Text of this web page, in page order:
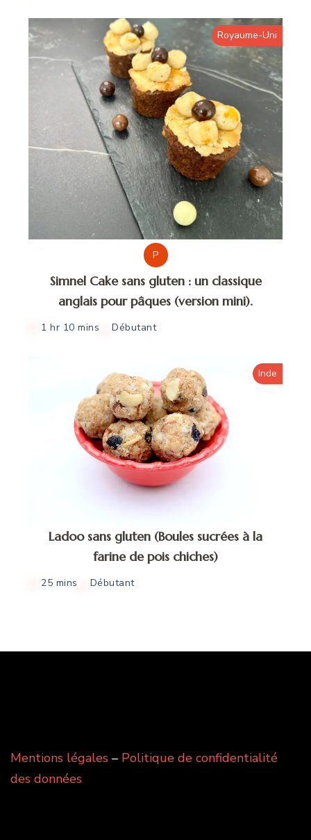
Royaume-Uni
P
Simnel Cake sans gluten : un classique
anglais pour pâques (version mini).
1 hr 10 mins Débutant
Inde
Ladoo sans gluten (Boules sucrées à la
farine de pois chiches)
25 mins Débutant
Mentions légales – Politique de confidentialité
des données